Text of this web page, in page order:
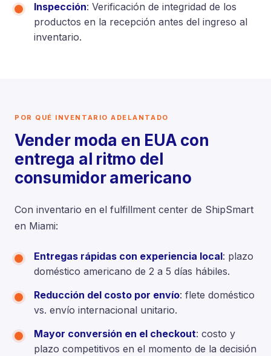
Inspección: Verificación de integridad de los
productos en la recepción antes del ingreso al
inventario.
POR QUÉ INVENTARIO ADELANTADO
Vender moda en EUA con
entrega al ritmo del
consumidor americano
Con inventario en el fulfillment center de ShipSmart
en Miami:
Entregas rápidas con experiencia local: plazo
doméstico americano de 2 a 5 días hábiles.
Reducción del costo por envío: flete doméstico
vs. envío internacional unitario.
Mayor conversión en el checkout: costo y
plazo competitivos en el momento de la decisión